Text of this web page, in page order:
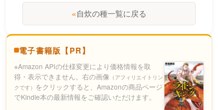
«自炊の種一覧に戻る
電子書籍版【PR】
※Amazon APIの仕様変更により価格情報を取
得・表示できません。右の画像 （アフィリエイトリン
クです） をクリックすると、Amazonの商品ページ
でKindle本の最新情報をご確認いただけます。